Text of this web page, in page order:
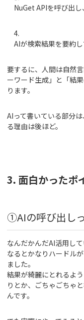
NuGet APIを呼び出
AIが検索結果を要約
要するに、人間は自然
ーワード生成」と「結
ります。
AIって書いている部分
る理由は後ほど。
3. 面白かったポ
①AIの呼び出し
なんだかんだAI活用し
なるとかなりハードル
ました。
結果が綺麗にとれるよ
りとか、ごちゃごちゃ
んです。